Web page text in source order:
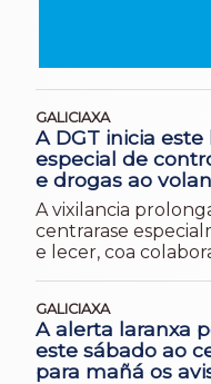
GALICIAXA
A DGT inicia
especial de
e drogas ao
A vixilancia
centrarase
e lecer, coa
GALICIAXA
A alerta laranxa
este sábado ao
para mañá os